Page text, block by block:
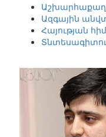
Ազգային
Հայության